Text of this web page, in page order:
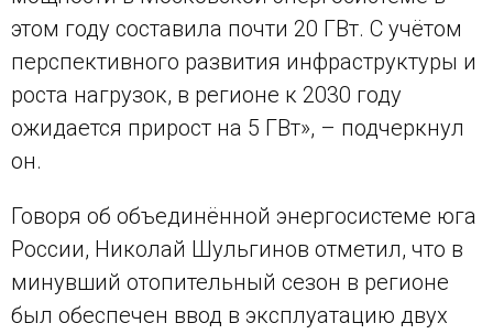
этом году составила почти 20 ГВт. С учётом
перспективного развития инфраструктуры и
роста нагрузок, в регионе к 2030 году
ожидается прирост на 5 ГВт», – подчеркнул
он.
Говоря об объединённой энергосистеме юга
России, Николай Шульгинов отметил, что в
минувший отопительный сезон в регионе
был обеспечен ввод в эксплуатацию двух